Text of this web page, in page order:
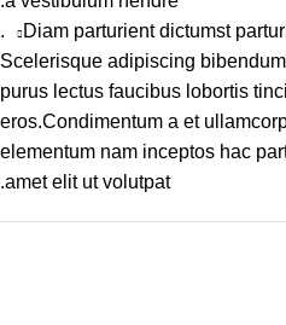
Diam parturient dictumst
Scelerisque adipiscing
purus lectus faucibus lobortis
eros.Condimentum a et
elementum nam inceptos hac
amet elit ut volutpat.